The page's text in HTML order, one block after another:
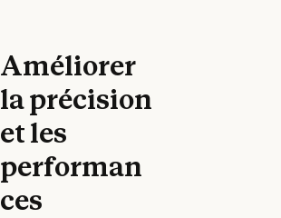
Améliorer
la précision
et les
performan
ces